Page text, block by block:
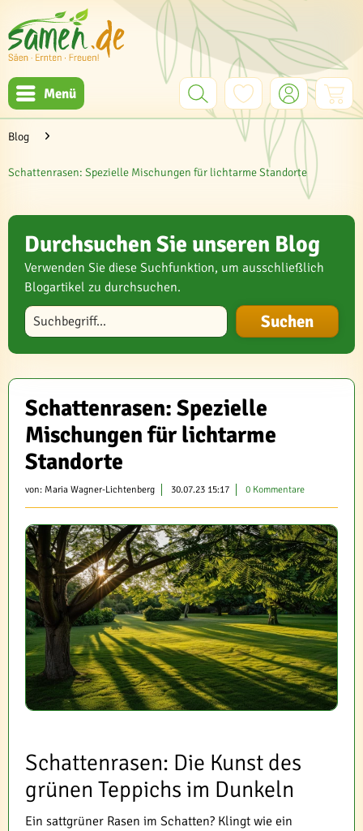
Menü
Blog
Schattenrasen: Spezielle Mischungen für lichtarme Standorte
Durchsuchen Sie unseren Blog
Verwenden Sie diese Suchfunktion, um ausschließlich
Blogartikel zu durchsuchen.
Blog durchsuchen
Schattenrasen: Spezielle
Mischungen für lichtarme
Standorte
von: Maria Wagner-Lichtenberg 30.07.23 15:17 0 Kommentare
Schattenrasen: Die Kunst des
grünen Teppichs im Dunkeln
Ein sattgrüner Rasen im Schatten? Klingt wie ein